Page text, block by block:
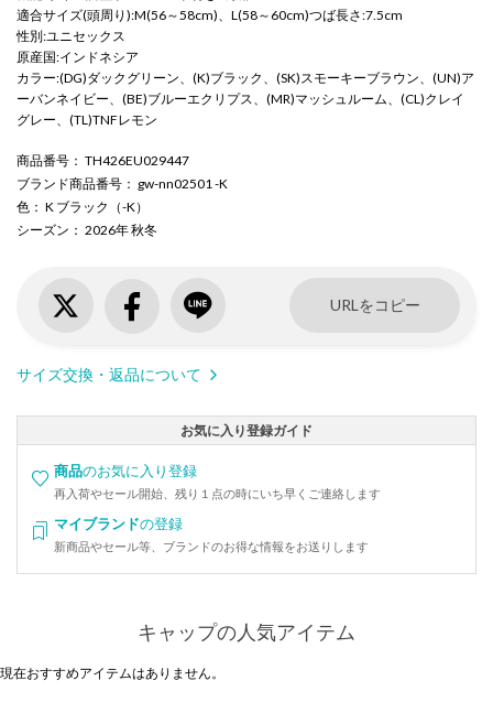
適合サイズ(頭周り):M(56～58cm)、L(58～60cm)つば長さ:7.5cm
性別:ユニセックス
原産国:インドネシア
カラー:(DG)ダックグリーン、(K)ブラック、(SK)スモーキーブラウン、(UN)ア
ーバンネイビー、(BE)ブルーエクリプス、(MR)マッシュルーム、(CL)クレイ
グレー、(TL)TNFレモン
商品番号 ： TH426EU029447
ブランド商品番号 ： gw-nn02501 -K
色 ： K ブラック（-K）
シーズン ： 2026年 秋冬
URLをコピー
サイズ交換・返品について
お気に入り登録ガイド
商品のお気に入り登録
再入荷やセール開始、残り１点の時にいち早くご連絡します
マイブランドの登録
新商品やセール等、ブランドのお得な情報をお送りします
キャップの人気アイテム
現在おすすめアイテムはありません。